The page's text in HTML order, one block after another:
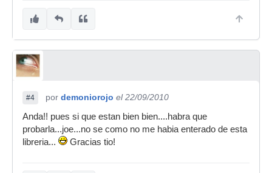
#4 por demoniorojo el 22/09/2010
Anda!! pues si que estan bien bien....habra que
probarla...joe...no se como no me habia enterado de esta
libreria...
Gracias tio!